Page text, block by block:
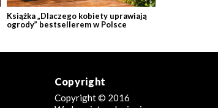
Książka „Dlaczego kobiety uprawiają
ogrody” bestsellerem w Polsce
Copyright
Copyright © 2016